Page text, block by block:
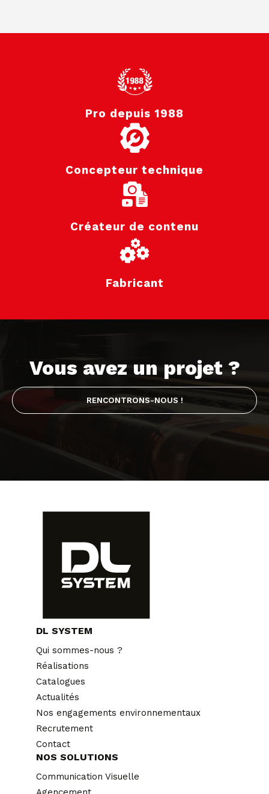
Pro depuis 1988
Concepteur technique
Créateur de contenu
Fabricant
Vous avez un projet ?
RENCONTRONS-NOUS !
DL SYSTEM
Qui sommes-nous ?
Réalisations
Catalogues
Actualités
Nos engagements environnementaux
Recrutement
Contact
NOS SOLUTIONS
Communication Visuelle